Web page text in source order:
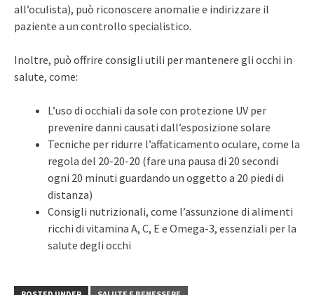
all’oculista), può riconoscere anomalie e indirizzare il
paziente a un controllo specialistico.
Inoltre, può offrire consigli utili per mantenere gli occhi in
salute, come:
L’uso di occhiali da sole con protezione UV per
prevenire danni causati dall’esposizione solare
Tecniche per ridurre l’affaticamento oculare, come la
regola del 20-20-20 (fare una pausa di 20 secondi
ogni 20 minuti guardando un oggetto a 20 piedi di
distanza)
Consigli nutrizionali, come l’assunzione di alimenti
ricchi di vitamina A, C, E e Omega-3, essenziali per la
salute degli occhi